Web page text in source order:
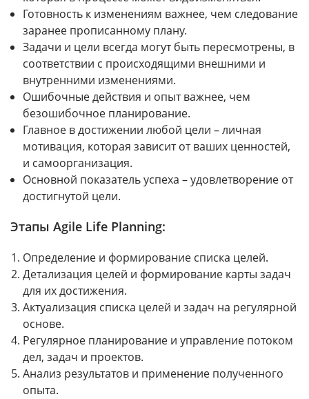
Готовность к изменениям важнее, чем следование
заранее прописанному плану.
Задачи и цели всегда могут быть пересмотрены, в
соответствии с происходящими внешними и
внутренними изменениями.
Ошибочные действия и опыт важнее, чем
безошибочное планирование.
Главное в достижении любой цели – личная
мотивация, которая зависит от ваших ценностей,
и самоорганизация.
Основной показатель успеха – удовлетворение от
достигнутой цели.
Этапы Agile Life Planning:
Определение и формирование списка целей.
Детализация целей и формирование карты задач
для их достижения.
Актуализация списка целей и задач на регулярной
основе.
Регулярное планирование и управление потоком
дел, задач и проектов.
Анализ результатов и применение полученного
опыта.